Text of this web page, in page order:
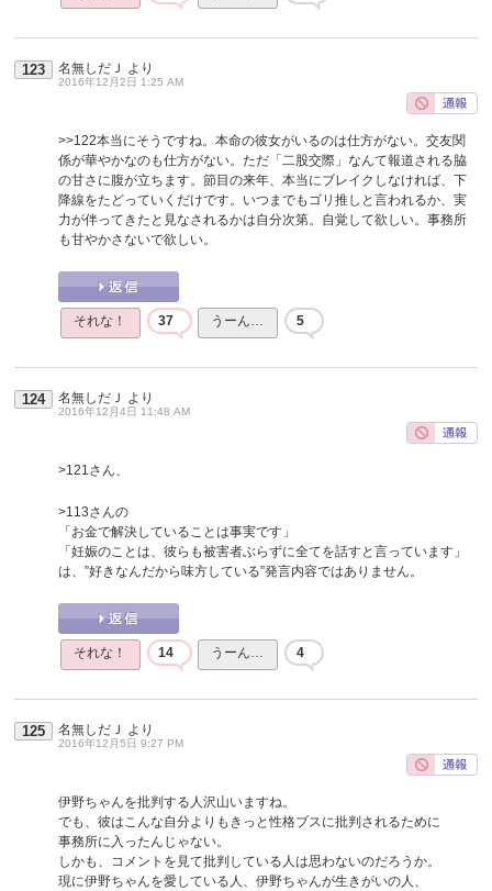
123 名無しだＪ より
2016年12月2日 1:25 AM
>>122本当にそうですね。本命の彼女がいるのは仕方がない。交友関
係が華やかなのも仕方がない。ただ「二股交際」なんて報道される脇
の甘さに腹が立ちます。節目の来年、本当にブレイクしなければ、下
降線をたどっていくだけです。いつまでもゴリ推しと言われるか、実
力が伴ってきたと見なされるかは自分次第。自覚して欲しい。事務所
も甘やかさないで欲しい。
それな！ 37 うーん… 5
124 名無しだＪ より
2016年12月4日 11:48 AM
>121さん、
>113さんの
「お金で解決していることは事実です」
「妊娠のことは、彼らも被害者ぶらずに全てを話すと言っています」
は、”好きなんだから味方している”発言内容ではありません。
それな！ 14 うーん… 4
125 名無しだＪ より
2016年12月5日 9:27 PM
伊野ちゃんを批判する人沢山いますね。
でも、彼はこんな自分よりもきっと性格ブスに批判されるために
事務所に入ったんじゃない。
しかも、コメントを見て批判している人は思わないのだろうか。
現に伊野ちゃんを愛している人、伊野ちゃんが生きがいの人、